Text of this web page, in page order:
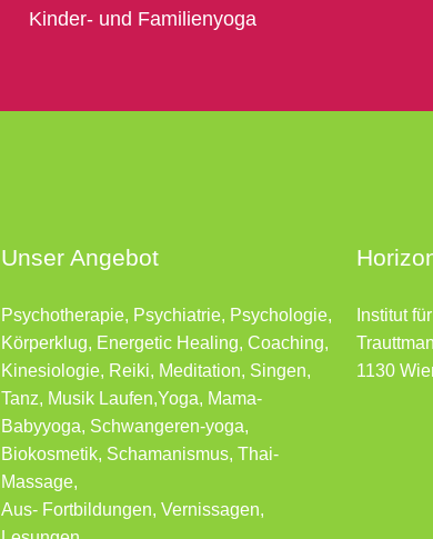
Kinder- und Familienyoga
Unser Angebot
Psychotherapie, Psychiatrie, Psychologie,
Körperklug, Energetic Healing, Coaching,
Kinesiologie, Reiki, Meditation, Singen,
Tanz, Musik Laufen,Yoga, Mama-
Babyyoga, Schwangeren-yoga,
Biokosmetik, Schamanismus, Thai-
Massage,
Aus- Fortbildungen, Vernissagen,
Institut
1130